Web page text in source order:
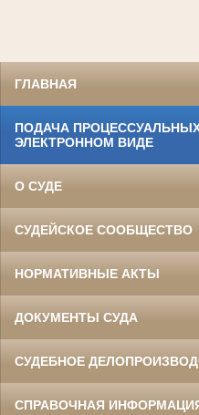
ГЛАВНАЯ
ПОДАЧА
ЭЛЕКТРОННОМ ВИДЕ
О СУДЕ
СУДЕЙСКОЕ СООБЩЕСТВО
НОРМАТИВНЫЕ АКТЫ
ДОКУМЕНТЫ СУДА
СУДЕБНОЕ
СПРАВОЧНАЯ